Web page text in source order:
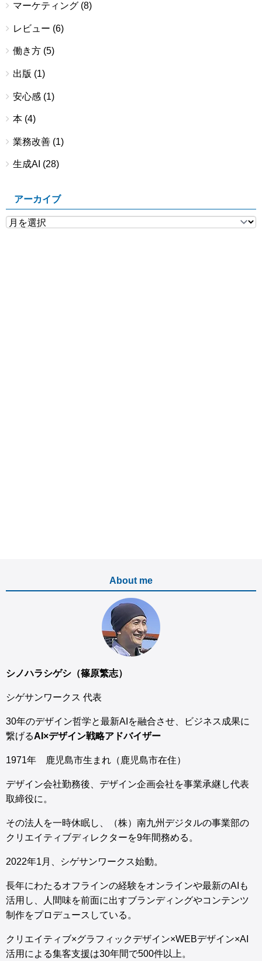
マーケティング (8)
レビュー (6)
働き方 (5)
出版 (1)
安心感 (1)
本 (4)
業務改善 (1)
生成AI (28)
アーカイブ
About me
シノハラシゲシ（篠原繁志）
シゲサンワークス 代表
30年のデザイン哲学と最新AIを融合させ、ビジネス成果に
繋げるAI×デザイン戦略アドバイザー
1971年 鹿児島市生まれ（鹿児島市在住）
デザイン会社勤務後、デザイン企画会社を事業承継し代表
取締役に。
その法人を一時休眠し、（株）南九州デジタルの事業部の
クリエイティブディレクターを9年間務める。
2022年1月、シゲサンワークス始動。
長年にわたるオフラインの経験をオンラインや最新のAIも
活用し、人間味を前面に出すブランディングやコンテンツ
制作をプロデュースしている。
クリエイティブ×グラフィックデザイン×WEBデザイン×AI
活用による集客支援は30年間で500件以上。